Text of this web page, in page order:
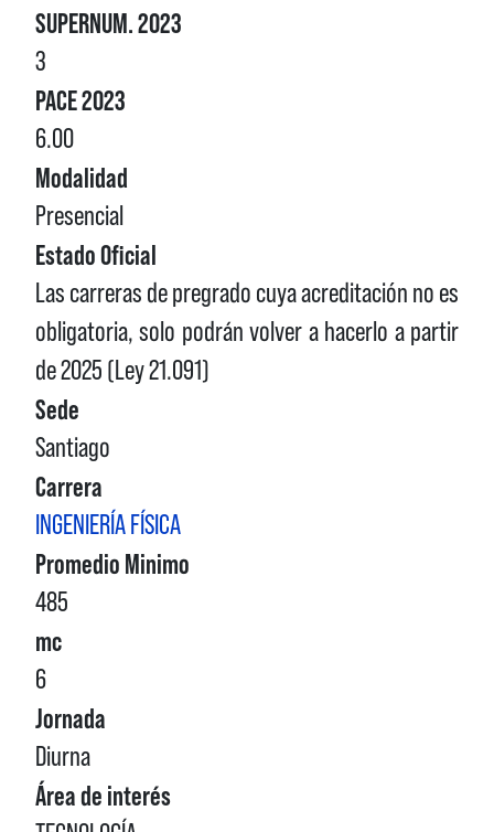
SUPERNUM. 2023
3
PACE 2023
6.00
Modalidad
Presencial
Estado Oficial
Las carreras de pregrado cuya acreditación no es
obligatoria, solo podrán volver a hacerlo a partir
de 2025 (Ley 21.091)
Sede
Santiago
Carrera
INGENIERÍA FÍSICA
Promedio Minimo
485
mc
6
Jornada
Diurna
Área de interés